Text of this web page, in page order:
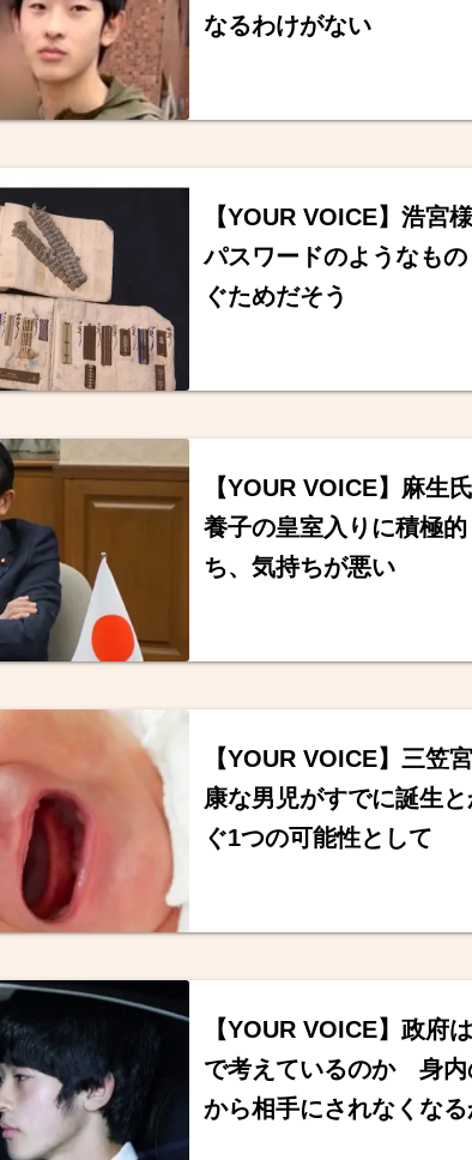
なるわけがない
【YOUR VOICE】浩宮
パスワードのようなも
ぐためだそう
【YOUR VOICE】麻生
養子の皇室入りに積極
ち、気持ちが悪い
【YOUR VOICE】三笠
康な男児がすでに誕生
ぐ1つの可能性として
【YOUR VOICE】政府
で考えているのか 身内
から相手にされなくなる